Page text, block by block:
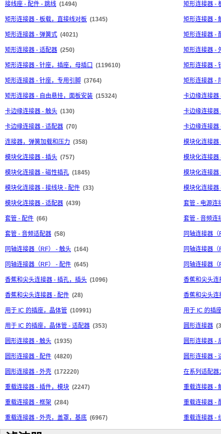
接线座 - 配件 - 跳线 (1494) 矩形连接器 -
矩形连接器 - 板载，直接线对板 (1345) 矩形连接器 -
矩形连接器 - 弹簧式 (4021) 矩形连接器 -
矩形连接器 - 适配器 (250) 矩形连接器 -
矩形连接器 - 针座，插座，母插口 (119610) 矩形连接器 -
矩形连接器 - 针座，专用引脚 (3764) 矩形连接器 -
矩形连接器 - 自由悬挂，面板安装 (15324) 卡边缘连接器
卡边缘连接器 - 触头 (130) 卡边缘连接器
卡边缘连接器 - 适配器 (70) 卡边缘连接器
连接器，弹簧加载和压力 (358) 模块化连接器
模块化连接器 - 插头 (757) 模块化连接器
模块化连接器 - 磁性插孔 (1845) 模块化连接器
模块化连接器 - 接线块 - 配件 (33) 模块化连接器
模块化连接器 - 适配器 (439) 套管 - 电源连
套管 - 配件 (66) 套管 - 音频连
套管 - 音频适配器 (58) 同轴连接器（
同轴连接器（RF） - 触头 (164) 同轴连接器
同轴连接器（RF） - 配件 (645) 同轴连接器
香蕉和尖头连接器 - 插孔，插头 (1096) 香蕉和尖头连
香蕉和尖头连接器 - 配件 (28) 香蕉和尖头连
用于 IC 的插座，晶体管 (10991) 用于 IC 的插
用于 IC 的插座，晶体管 - 适配器 (353) 圆形连接器
圆形连接器 - 触头 (1935) 圆形连接器 -
圆形连接器 - 配件 (4820) 圆形连接器 -
圆形连接器 - 外壳 (172220) 在系列适配器
重载连接器 - 插件，模块 (2247) 重载连接器 -
重载连接器 - 框架 (284) 重载连接器 -
重载连接器 - 外壳，盖罩，基底 (6967) 重载连接器 -